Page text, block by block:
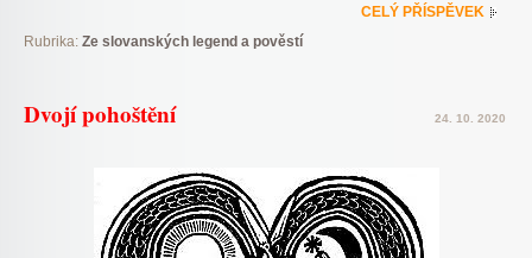
CELÝ PŘÍSPĚVEK
Rubrika: Ze slovanských legend a pověstí
Dvojí pohoštění 24. 10. 2020